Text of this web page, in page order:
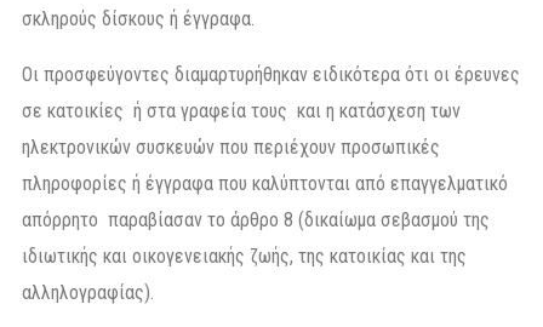
σκληρούς δίσκους ή έγγραφα.
Οι προσφεύγοντες διαμαρτυρήθηκαν ειδικότερα ότι οι έρευνες
σε κατοικίες ή στα γραφεία τους και η κατάσχεση των
ηλεκτρονικών συσκευών που περιέχουν προσωπικές
πληροφορίες ή έγγραφα που καλύπτονται από επαγγελματικό
απόρρητο παραβίασαν το άρθρο 8 (δικαίωμα σεβασμού της
ιδιωτικής και οικογενειακής ζωής, της κατοικίας και της
αλληλογραφίας).